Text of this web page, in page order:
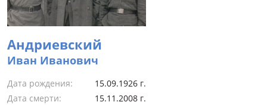
Андриевский
Иван Иванович
Дата рождения:
15.09.1926 г.
Дата смерти:
15.11.2008 г.